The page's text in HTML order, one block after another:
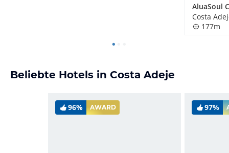
Costa
177m
Beliebte Hotels in Costa Adeje
96% AWARD 97%